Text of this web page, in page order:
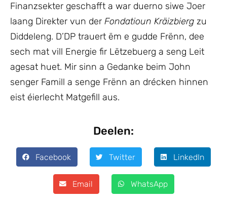
Finanzsekter geschafft a war duerno siwe Joer
laang Direkter vun der Fondatioun Kräizbierg zu
Diddeleng. D’DP trauert ëm e gudde Frënn, dee
sech mat vill Energie fir Lëtzebuerg a seng Leit
agesat huet. Mir sinn a Gedanke beim John
senger Famill a senge Frënn an drécken hinnen
eist éierlecht Matgefill aus.
Deelen:
Facebook Twitter LinkedIn
Email WhatsApp